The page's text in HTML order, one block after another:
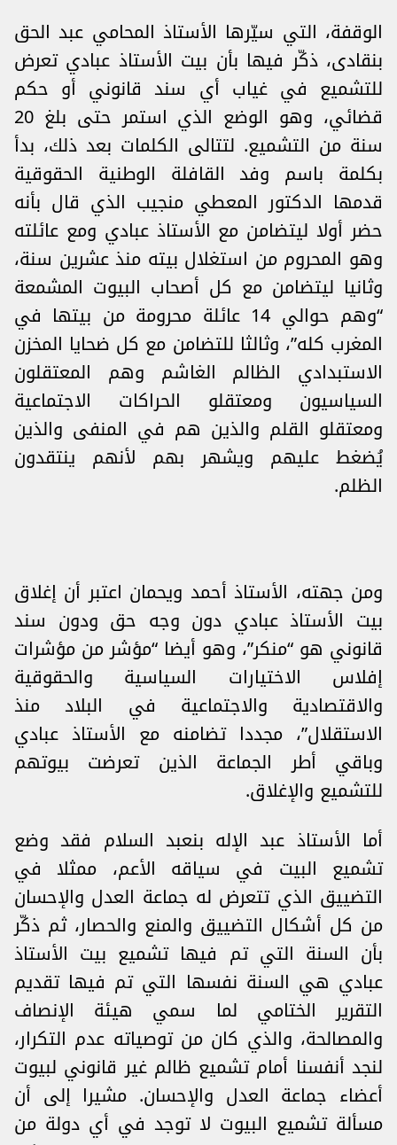
الوقفة، التي سيّرها الأستاذ المحامي عبد الحق
بنقادى، ذكّر فيها بأن بيت الأستاذ عبادي تعرض
للتشميع في غياب أي سند قانوني أو حكم
قضائي، وهو الوضع الذي استمر حتى بلغ 20
سنة من التشميع. لتتالى الكلمات بعد ذلك، بدأ
بكلمة باسم وفد القافلة الوطنية الحقوقية
قدمها الدكتور المعطي منجيب الذي قال بأنه
حضر أولا ليتضامن مع الأستاذ عبادي ومع عائلته
وهو المحروم من استغلال بيته منذ عشرين سنة،
وثانيا ليتضامن مع كل أصحاب البيوت المشمعة
“وهم حوالي 14 عائلة محرومة من بيتها في
المغرب كله”، وثالثا للتضامن مع كل ضحايا المخزن
الاستبدادي الظالم الغاشم وهم المعتقلون
السياسيون ومعتقلو الحراكات الاجتماعية
ومعتقلو القلم والذين هم في المنفى والذين
يُضغط عليهم ويشهر بهم لأنهم ينتقدون
الظلم.
ومن جهته، الأستاذ أحمد ويحمان اعتبر أن إغلاق
بيت الأستاذ عبادي دون وجه حق ودون سند
قانوني هو “منكر”، وهو أيضا “مؤشر من مؤشرات
إفلاس الاختيارات السياسية والحقوقية
والاقتصادية والاجتماعية في البلاد منذ
الاستقلال”، مجددا تضامنه مع الأستاذ عبادي
وباقي أطر الجماعة الذين تعرضت بيوتهم
للتشميع والإغلاق.
أما الأستاذ عبد الإله بنعبد السلام فقد وضع
تشميع البيت في سياقه الأعم، ممثلا في
التضييق الذي تتعرض له جماعة العدل والإحسان
من كل أشكال التضييق والمنع والحصار، ثم ذكّر
بأن السنة التي تم فيها تشميع بيت الأستاذ
عبادي هي السنة نفسها التي تم فيها تقديم
التقرير الختامي لما سمي هيئة الإنصاف
والمصالحة، والذي كان من توصياته عدم التكرار،
لنجد أنفسنا أمام تشميع ظالم غير قانوني لبيوت
أعضاء جماعة العدل والإحسان. مشيرا إلى أن
مسألة تشميع البيوت لا توجد في أي دولة من